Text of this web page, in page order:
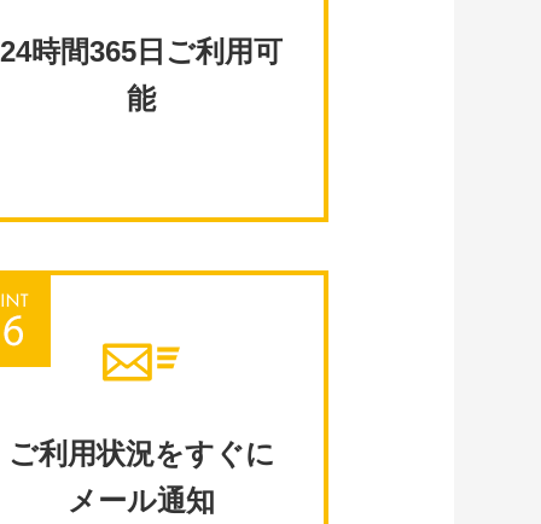
24時間365日ご利用可
能
ご利用状況をすぐに
メール通知